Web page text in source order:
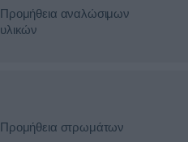
Προμήθεια αναλώσιμων
υλικών
Προμήθεια στρωμάτων